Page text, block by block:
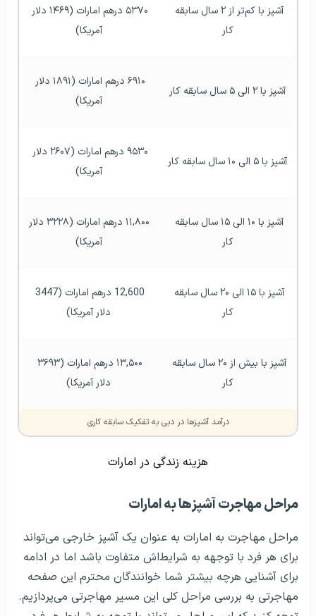
کار
آمریکا)
آشپز با ۲ الی ۵ سال سابقه کار
آمریکا)
آشپز با ۵ الی ۱۰ سال سابقه کار
آمریکا)
کار
آمریکا)
کار
دلار آمریکا)
کار
دلار آمریکا)
درآمد آشپزها در دبی به تفکیک سابقه کاری
هزینه زندگی در امارات
مراحل مهاجرت آشپزها به امارات
مراحل مهاجرت به امارات به عنوان یک آشپز خارجی می‌تواند
برای هر فرد با توجهه به شرایط‌اش متفاوت باشد اما در ادامه
برای آشنایی هرچه بیشتر شما خوانندگان محترم این صفحه
مهاجرتی به بررسی مراحل کلی این مسیر مهاجرتی می‌پردازیم.